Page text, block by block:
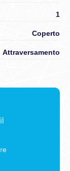
1
Coperto
Attraversamento